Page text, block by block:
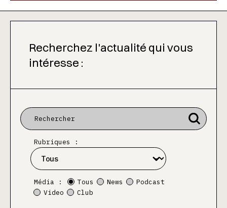
Recherchez l'actualité qui vous
intéresse :
Rubriques :
Média : Tous News
Podcast
Video
Club